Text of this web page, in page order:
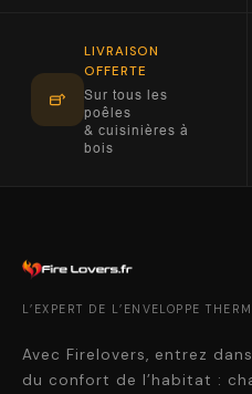
LIVRAISON
OFFERTE
Sur tous les
poêles
& cuisinières à
bois
L’EXPERT DE L’ENVELOPPE
Avec Firelovers, entrez
du confort de l’habitat :